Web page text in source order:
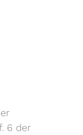
6 der